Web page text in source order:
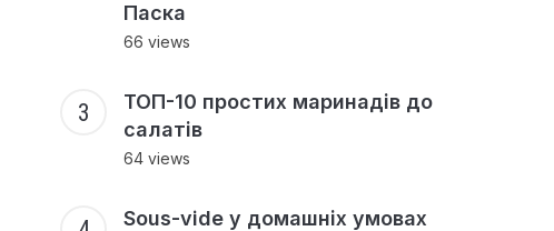
Паска
66 views
ТОП-10 простих маринадів до
салатів
64 views
Sous-vide у домашніх умовах